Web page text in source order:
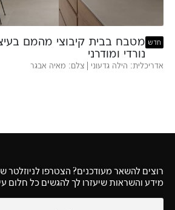
חדש מטבח בבית קיבוצי מהמם
נורדי ומודרני
אדריכלית: הילה גדעוני | צלם: מאיה אבגר
רוצים להשאר מעודכנים? הצטרפו לניוזלטר
מידע והשראות שיעזרו לך להגשים כל חלום